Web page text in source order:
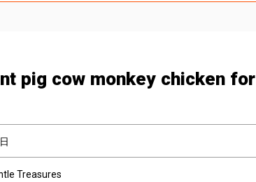
pig cow monkey chicken for
Treasures